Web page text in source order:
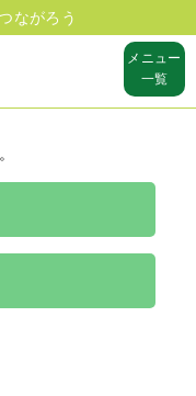
ながろう
メニュー
一覧